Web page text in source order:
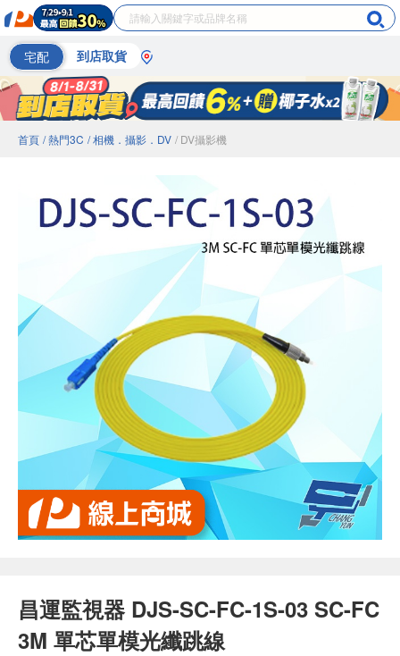
宅配 到店取貨
首頁 / 熱門3C / 相機．攝影．DV / DV攝影機
昌運監視器 DJS-SC-FC-1S-03 SC-FC
3M 單芯單模光纖跳線